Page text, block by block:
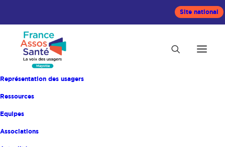
Site national
Représentation des usagers
Ressources
Equipes
Associations